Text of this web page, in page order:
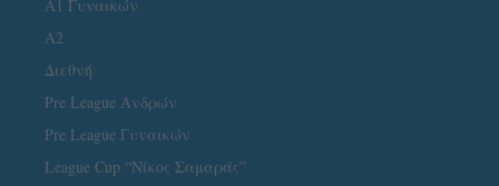
Α1 Γυναικών
A2
Διεθνή
Pre League Ανδρών
Pre League Γυναικών
League Cup “Νίκος Σαμαράς”